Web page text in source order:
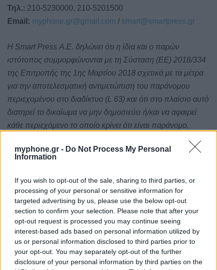
myphone.gr - Do Not Process My Personal
Information
If you wish to opt-out of the sale, sharing to third parties, or
processing of your personal or sensitive information for
targeted advertising by us, please use the below opt-out
section to confirm your selection. Please note that after your
opt-out request is processed you may continue seeing
interest-based ads based on personal information utilized by
us or personal information disclosed to third parties prior to
your opt-out. You may separately opt-out of the further
disclosure of your personal information by third parties on the
Τηλ.: 210-5230000, 210-5201500
Email: myphone.gr@gmail.com / smart@smartpress.gr
Η Smart Press Α.Ε. δηλώνει ότι η ίδια και ο παρών
ιστότοπος συμμορφώνονται με τη Σύσταση (ΕΕ) 2018/334
της Επιτροπής της 1ης Μαρτίου 2018 σχετικά με τα μέτρα
για την αποτελεσματική αντιμετώπιση του παράνομου
περιεχομένου στο διαδίκτυο (L 63) και ότι στο πλαίσιο αυτό
διατηρεί το δικαίωμα να μην δημοσιεύει ή/και να αφαιρεί
κάθε περιεχόμενο το οποίο κρίνει ότι είναι παράνομο,
καθώς και να λαμβάνει κάθε αναγκαίο προληπτικό μέτρο
ΕΤΙΚΕΤΕΣ
news android Apple samsung Google
update huawei Camera xiaomi wearables
design iPhone gaming tablet smartphones